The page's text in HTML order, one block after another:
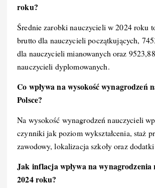
roku?
Średnie zarobki nauczycieli w 2024 roku
brutto dla nauczycieli początkujących,
dla nauczycieli mianowanych oraz
nauczycieli dyplomowanych.
Co wpływa na wysokość wynagrodzeń
Polsce?
Na wysokość wynagrodzeń nauczycieli
czynniki jak poziom wykształcenia, staż
zawodowy, lokalizacja szkoły oraz
Jak inflacja wpływa na wynagrodzenia
2024 roku?